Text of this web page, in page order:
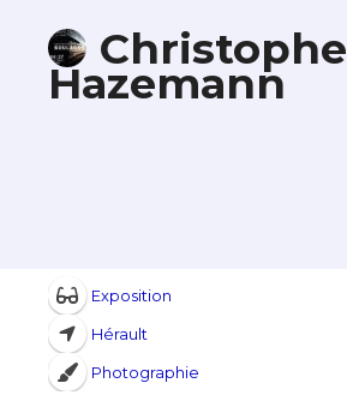
Christophe
Hazemann
Exposition
Hérault
Photographie